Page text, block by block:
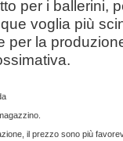
per i ballerini,
voglia più
per la
il prezzo sono più